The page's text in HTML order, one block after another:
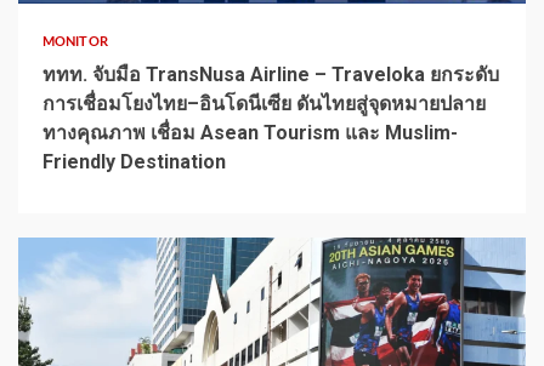
MONITOR
ททท. จับมือ TransNusa Airline – Traveloka ยกระดับ
การเชื่อมโยงไทย–อินโดนีเซีย ดันไทยสู่จุดหมายปลาย
ทางคุณภาพ เชื่อม Asean Tourism และ Muslim-
Friendly Destination